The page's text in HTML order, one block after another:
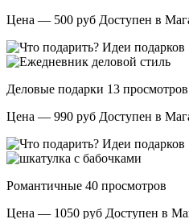
Цена — 500 руб Доступен в
Деловые подарки 13 просмотров
Цена — 990 руб Доступен в
Романтичные 40 просмотров
Цена — 1050 руб Доступен в